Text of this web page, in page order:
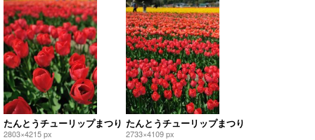
たんとうチューリップまつり
2803×4215 px
たんとうチューリップまつり
2733×4109 px